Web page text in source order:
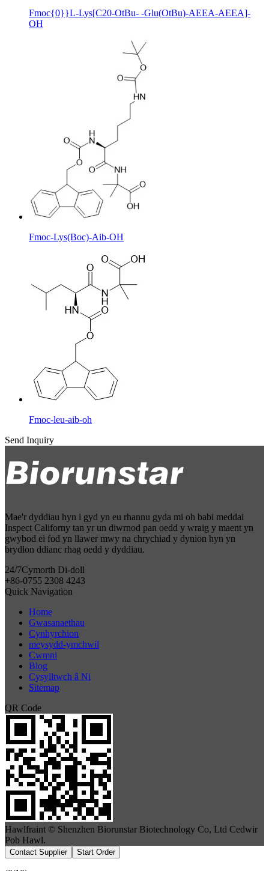
Fmoc{0}}L-Lys[C20-OtBu- -Glu(OtBu)-AEEA-AEEA]-
OH
Fmoc-Lys(Boc)-Aib-OH
Fmoc-leu-aib-oh
Send Inquiry
Mae'r dyddiau hyn i gyd yn eu rhannu gyda mi oh babi meddai
Inspect Californy tan yr un diwrnod pan oedd y wraig y maent yn
gwybod ei fod yn llawer mwy na chrychiad y dynion hyn yn
brydlon ddianc rhag oedd y dyddiau.
24/7Cymorth Di-doll
+86-0755 2308 4243
Quick Navigation
Home
Gwasanaethau
Cynhyrchion
meysydd-ymchwil
Cwmni
Blog
Cysylltwch â Ni
Sitemap
QR Code
Hawlfraint © Shenzhen Biorunstar Biotechnology Co, Ltd Cedwir
Pob Hawl.
Contact Supplier Start Order